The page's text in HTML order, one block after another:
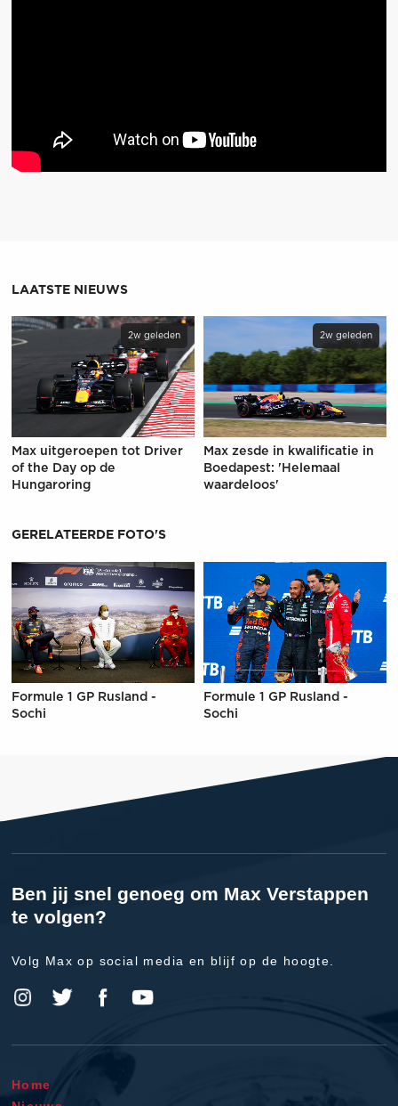
LAATSTE NIEUWS
2w geleden
Max uitgeroepen tot Driver
of the Day op de
Hungaroring
2w geleden
Max zesde in kwalificatie in
Boedapest: 'Helemaal
waardeloos'
GERELATEERDE FOTO'S
Formule 1 GP Rusland -
Sochi
Formule 1 GP Rusland -
Sochi
Ben jij snel genoeg om Max Verstappen
te volgen?
Volg Max op social media en blijf op de hoogte.
Home